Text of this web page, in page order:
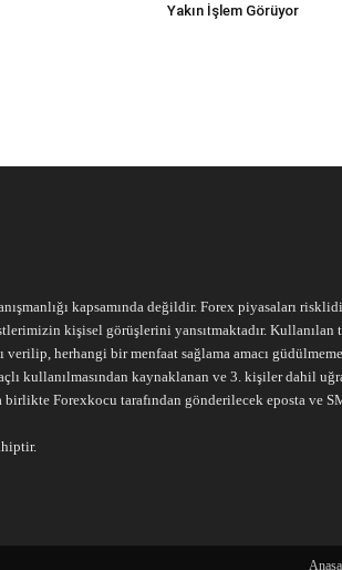
Yakın İşlem Görüyor
kapsamında değildir. Forex piyasaları
kişisel görüşlerini yansıtmaktadır.
herhangi bir menfaat sağlama amacı
kullanılmasından kaynaklanan ve 3. kişiler dahil
Forexkocu tarafından gönderilecek eposta ve